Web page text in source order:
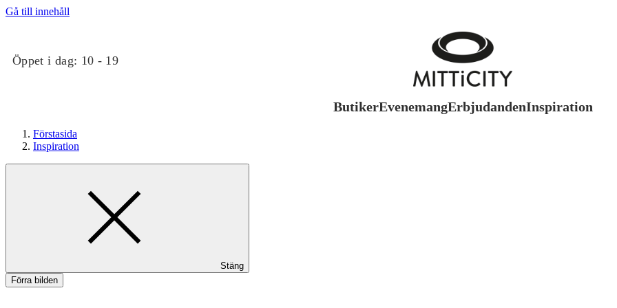
Gå till innehåll
Öppet i dag: 10 - 19
ButikerEvenemangErbjudandenInspiration
Butiker
Evenemang
Förstasida
Inspiration
Stäng
Förra bilden